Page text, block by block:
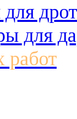
для
работ